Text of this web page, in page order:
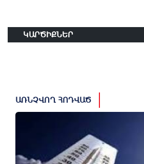
ԿԱՐԾԻՔՆԵՐ
ԱՌՆՉՎՈՂ ՀՈԴՎԱԾ